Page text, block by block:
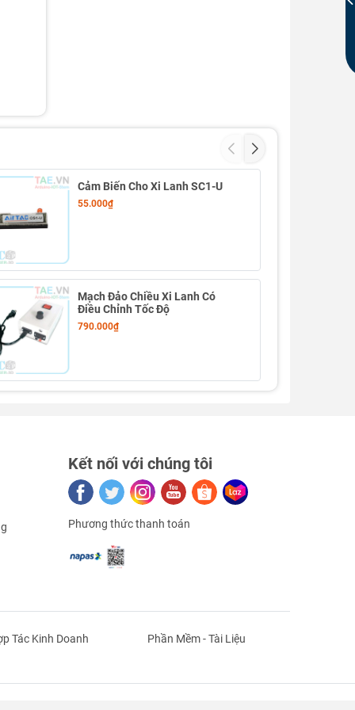
Cảm Biến Cho Xi Lanh SC1-U
55.000₫
Mạch Đảo Chiều Xi Lanh Có
Điều Chỉnh Tốc Độ
790.000₫
Kết nối với chúng tôi
Phương thức thanh toán
Tác Kinh Doanh Phần Mềm - Tài Liệu